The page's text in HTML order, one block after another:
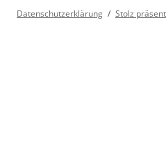
Datenschutzerklärung Stolz